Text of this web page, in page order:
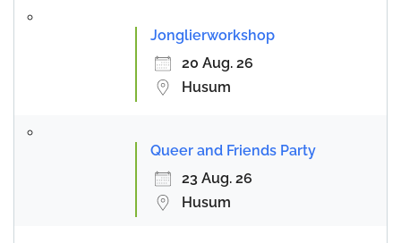
Jonglierworkshop
20 Aug. 26
Husum
Queer and Friends Party
23 Aug. 26
Husum